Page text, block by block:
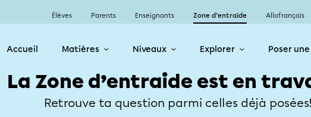
Élèves Parents Enseignants Zone d’entraide Allofrançais
Accueil Matières Niveaux Explorer Poser
La Zone d’entraide est en
Retrouve ta question parmi celles déjà